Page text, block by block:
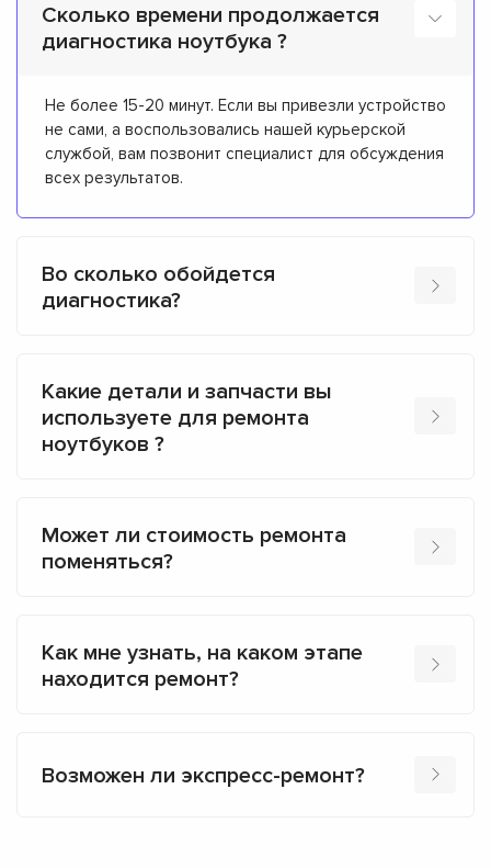
Сколько времени продолжается
диагностика ноутбука ?
Не более 15-20 минут. Если вы привезли устройство
не сами, а воспользовались нашей курьерской
службой, вам позвонит специалист для обсуждения
всех результатов.
Во сколько обойдется
диагностика?
Какие детали и запчасти вы
используете для ремонта
ноутбуков ?
Может ли стоимость ремонта
поменяться?
Как мне узнать, на каком этапе
находится ремонт?
Возможен ли экспресс-ремонт?